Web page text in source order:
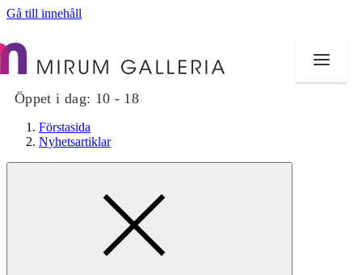
Gå till innehåll
Öppet i dag: 10 - 18
Mat och dryck
Förstasida
Nyhetsartiklar